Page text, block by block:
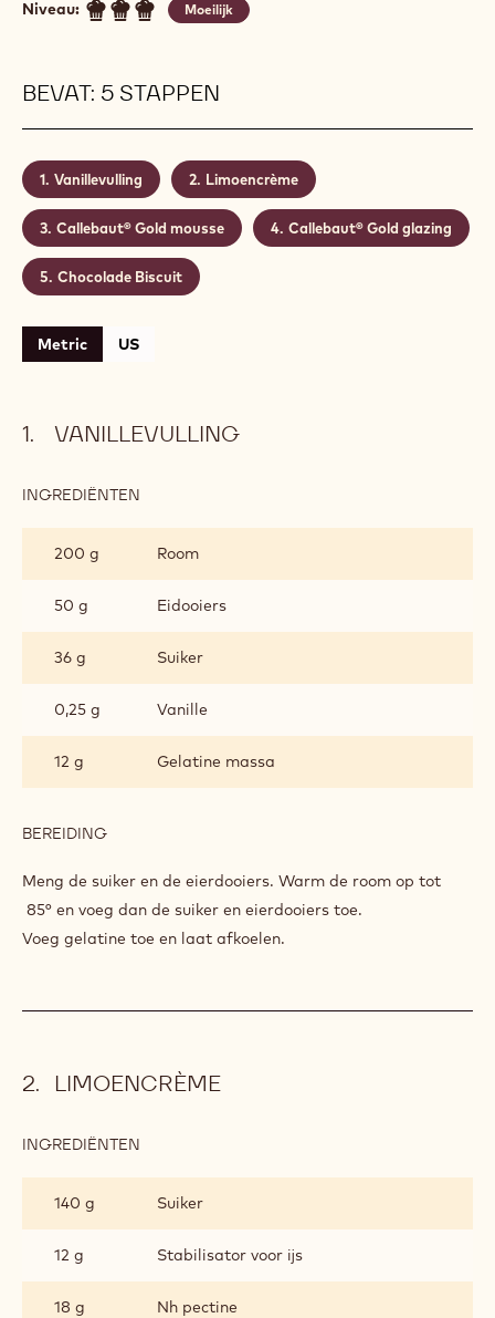
Niveau: Moeilijk
BEVAT: 5 STAPPEN
Vanillevulling Limoencrème
Callebaut® Gold mousse Callebaut® Gold glazing
Chocolade Biscuit
Metric US
VANILLEVULLING
INGREDIËNTEN
200 g
Room
50 g Eidooiers
36 g Suiker
0,25 g Vanille
12 g Gelatine massa
BEREIDING
Meng de suiker en de eierdooiers. Warm de room op tot
85° en voeg dan de suiker en eierdooiers toe.
Voeg gelatine toe en laat afkoelen.
LIMOENCRÈME
INGREDIËNTEN
140 g
Suiker
12 g Stabilisator voor ijs
18 g Nh pectine